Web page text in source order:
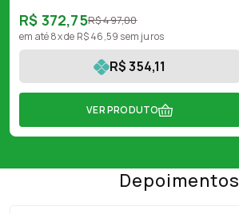
R$ 372,75R$ 497,00
R$ 354,11
em até 8x de R$ 46,59 sem juros
VER PRODUTO
Depoimentos